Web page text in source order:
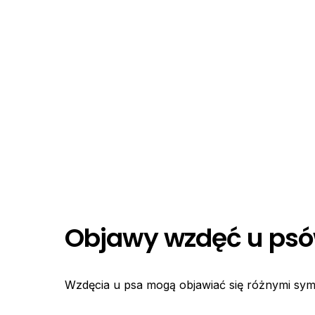
Objawy wzdęć u
Wzdęcia u psa mogą objawiać się różnymi